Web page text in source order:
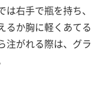
は右手で瓶を持ち、
るか胸に軽くあてる
注がれる際は、グラ